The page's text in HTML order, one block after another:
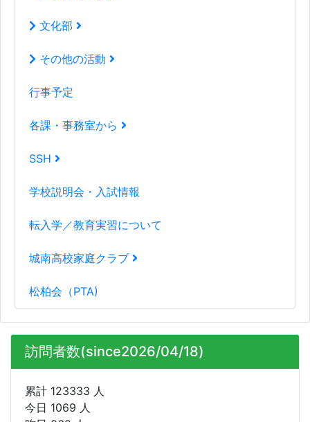
文化部
その他の活動
行事予定
各課・事務室から
SSH
学校説明会・入試情報
転入学／教育実習について
城南高校家庭クラブ
松柏会（PTA)
訪問者数(since2026/04/18)
累計 123333 人
今日 1069 人